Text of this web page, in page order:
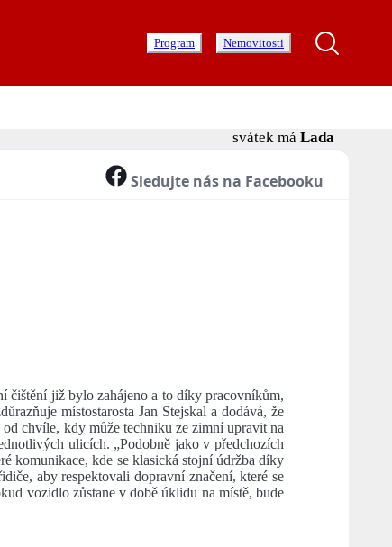
Program Nemovitosti
svátek má Lada
Sledujte nás na Facebooku
čištění již bylo zahájeno a to díky pracovníkům,
místostarosta Jan Stejskal a dodává, že
chvíle, kdy může techniku ze zimní upravit na
ulicích. „Podobně jako v předchozích
komunikace, kde se klasická stojní údržba díky
aby respektovali dopravní značení, které se
vozidlo zůstane v době úklidu na místě, bude